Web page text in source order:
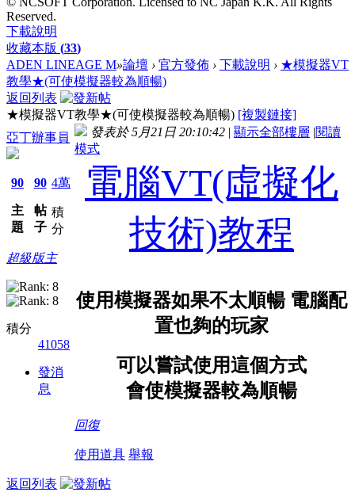
Reserved.
下載說明
收藏本版 (33)
ADEN LINEAGE M»論壇 › 官方發佈 › 下載說明 › ★模擬器VT
教學★(可使模擬器較為順暢)
返回列表
★模擬器VT教學★(可使模擬器較為順暢) [複製鏈接]
亞丁辦事員
90
主
題
90
帖
子
4萬
積
分
超級版主
積分
41058
發消
息
發表於 5月21日 20:10:42 | 顯示全部樓層 |閱讀
模式
電腦VT(虛擬化
技術)教程
使用模擬器如果不太順暢 電腦配
置也夠的玩家
可以嘗試使用這個方式
會使模擬器較為順暢
回復
使用道具 舉報
返回列表